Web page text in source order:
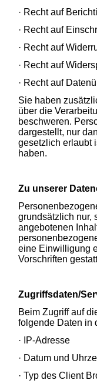
· Recht auf
· Recht auf
· Recht auf
· Recht auf
· Recht auf
Sie haben
über die
beschweren.
dargestellt, nur
gesetzlich erlaubt
haben.
Zu unserer
grundsätzlich nur,
angebotenen
eine Einwilligung
Vorschriften
Zugriffsdaten/
Beim Zugriff auf
folgende Daten in
· IP-Adresse
· Datum und
· Typ des Client